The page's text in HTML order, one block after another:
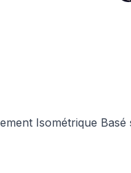
Isométrique